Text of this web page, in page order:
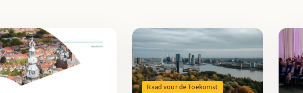
meer over Raad voor de Toekomst Cirkelstad presenteert advies: “Naar een Circulair
Raad voor de Toekomst
Lees meer over Raad voor de Toekomst richt zich
Lees